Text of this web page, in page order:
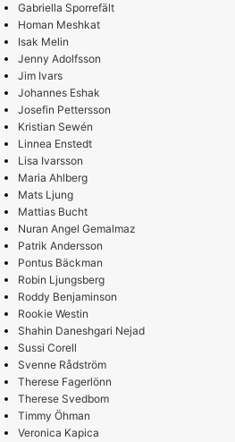
Gabriella Sporrefält
Homan Meshkat
Isak Melin
Jenny Adolfsson
Jim Ivars
Johannes Eshak
Josefin Pettersson
Kristian Sewén
Linnea Enstedt
Lisa Ivarsson
Maria Ahlberg
Mats Ljung
Mattias Bucht
Nuran Angel Gemalmaz
Patrik Andersson
Pontus Bäckman
Robin Ljungsberg
Roddy Benjaminson
Rookie Westin
Shahin Daneshgari Nejad
Sussi Corell
Svenne Rådström
Therese Fagerlönn
Therese Svedbom
Timmy Öhman
Veronica Kapica